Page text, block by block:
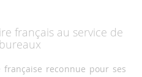
français au service de
reconnue pour ses